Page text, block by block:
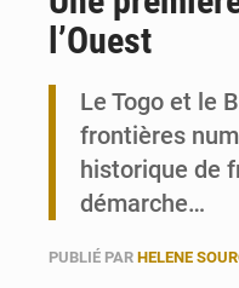
l’Ouest
Le Togo et le
frontières
historique de
démarche…
PUBLIÉ PAR HELENE